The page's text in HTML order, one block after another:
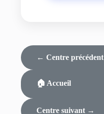
← Centre précédent
🏠 Accueil
Centre suivant →